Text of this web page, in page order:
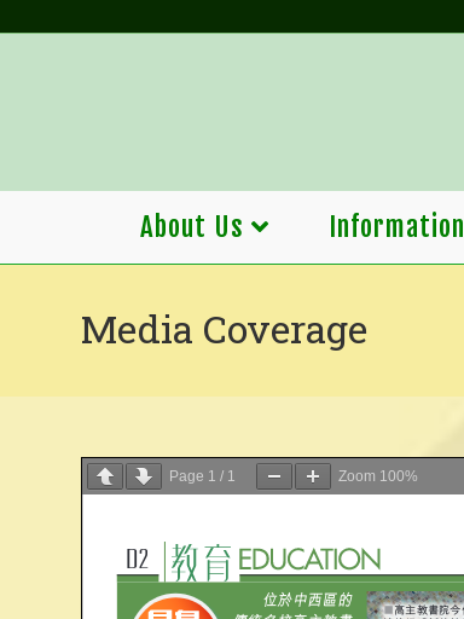
About Us Information
Media Coverage
Page 1 / 1 Zoom 100%